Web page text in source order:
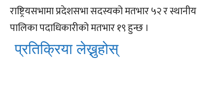
राष्ट्रियसभामा प्रदेशसभा सदस्यको मतभार ५२ र स्थानीय
पालिका पदाधिकारीको मतभार १९ हुन्छ ।
प्रतिक्रिया लेख्नुहोस्